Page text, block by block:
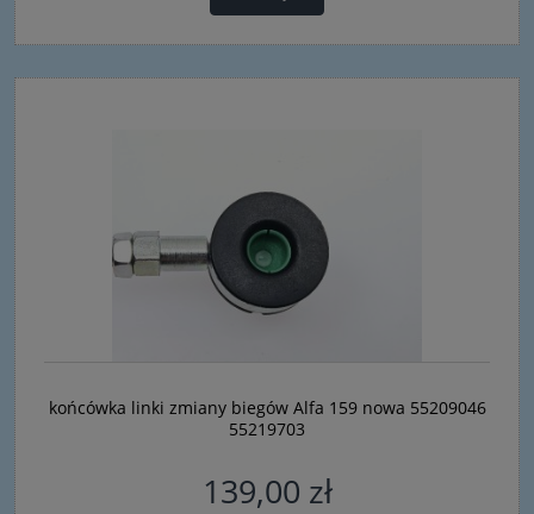
końcówka linki zmiany biegów Alfa 159 nowa 55209046
55219703
139,00 zł